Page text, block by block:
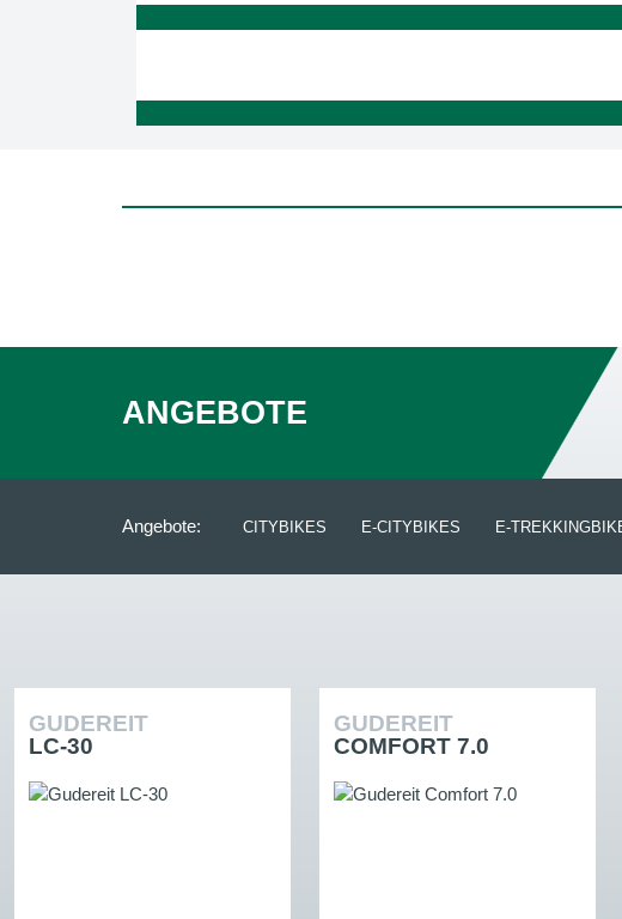
ANGEBOTE
Angebote: CITYBIKES E-CITYBIKES E-
GUDEREIT
LC-30
GUDEREIT
COMFORT 7.0